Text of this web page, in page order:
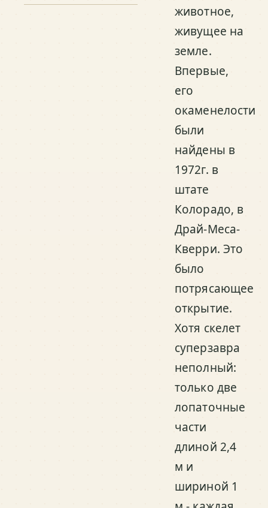
животное,
живущее на
земле.
Впервые,
его
окаменелости
были
найдены в
1972г. в
штате
Колорадо, в
Драй-Меса-
Кверри. Это
было
потрясающее
открытие.
Хотя скелет
суперзавра
неполный:
только две
лопаточные
части
длиной 2,4
м и
шириной 1